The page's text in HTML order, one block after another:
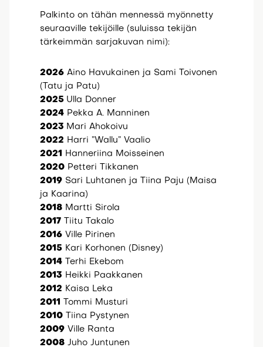
Palkinto on tähän mennessä myönnetty
seuraaville tekijöille (suluissa tekijän
tärkeimmän sarjakuvan nimi):
2026Aino Havukainen ja Sami Toivonen
(Tatu ja Patu)
2025 Ulla Donner
2024Pekka A. Manninen
2023 Mari Ahokoivu
2022 Harri ”Wallu” Vaalio
2021 Hanneriina Moisseinen
2020Petteri Tikkanen
2019Sari Luhtanen ja Tiina Paju (Maisa
ja Kaarina)
2018Martti Sirola
2017Tiitu Takalo
2016Ville Pirinen
2015Kari Korhonen (Disney)
2014Terhi Ekebom
2013 Heikki Paakkanen
2012 Kaisa Leka
2011 Tommi Musturi
2010Tiina Pystynen
2009Ville Ranta
2008Juho Juntunen